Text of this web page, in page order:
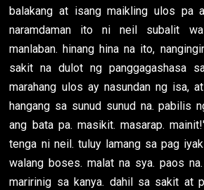
balakang at isang maikling ulos pa
naramdaman ito ni neil subalit
manlaban. hinang hina na ito,
sakit na dulot ng panggagashasa
marahang ulos ay nasundan ng isa,
hangang sa sunud sunud na. pabilis
ang bata pa. masikit. masarap.
tenga ni neil. tuluy lamang sa pag
walang boses. malat na sya. paos
maririnig sa kanya. dahil sa sakit at